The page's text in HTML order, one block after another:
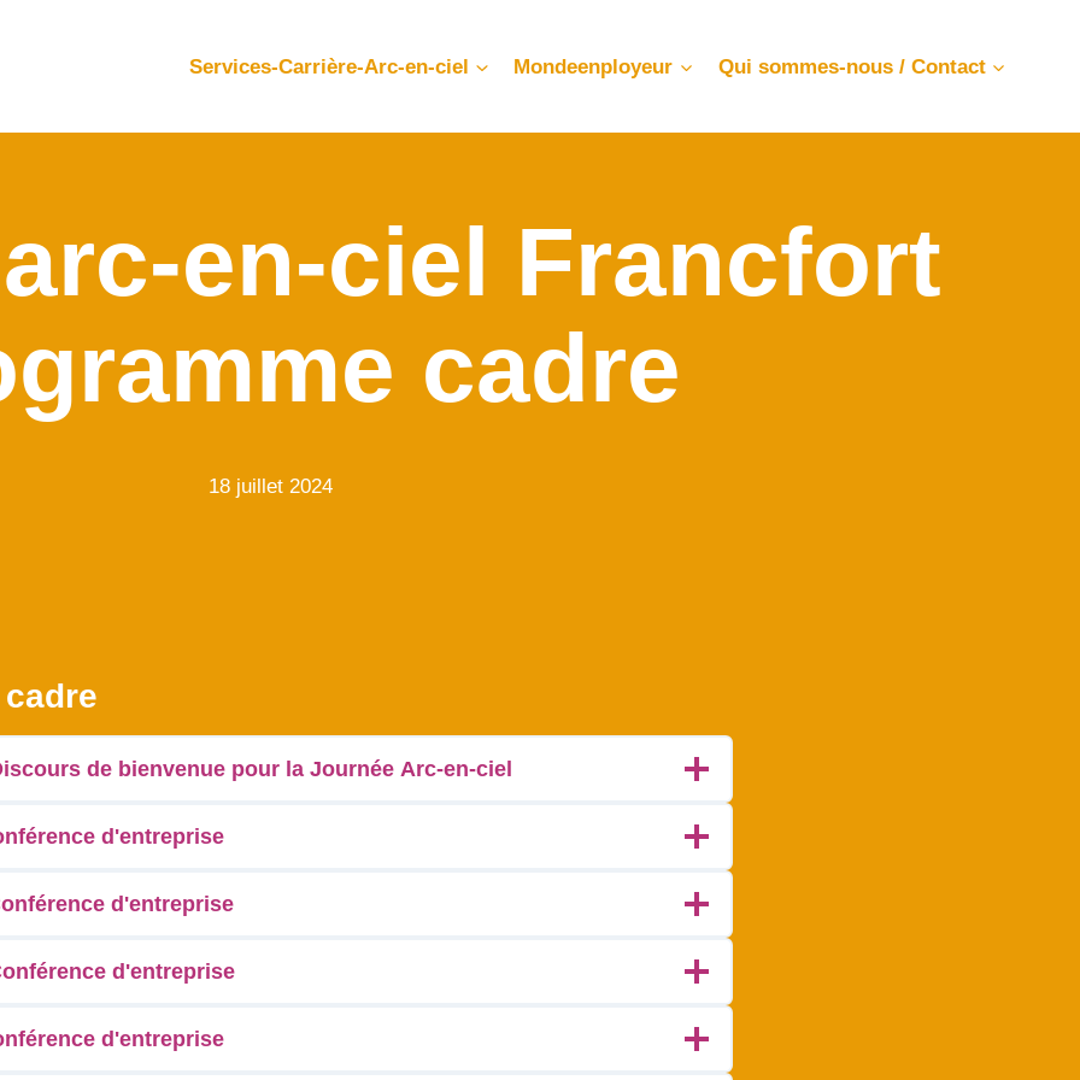
Services-Carrière-Arc-en-ciel Mondeenployeur Qui sommes-nous / Contact
en-ciel Francfort
cadre
18 juillet 2024
de bienvenue pour la Journée Arc-en-ciel
d'entreprise
d'entreprise
d'entreprise
d'entreprise